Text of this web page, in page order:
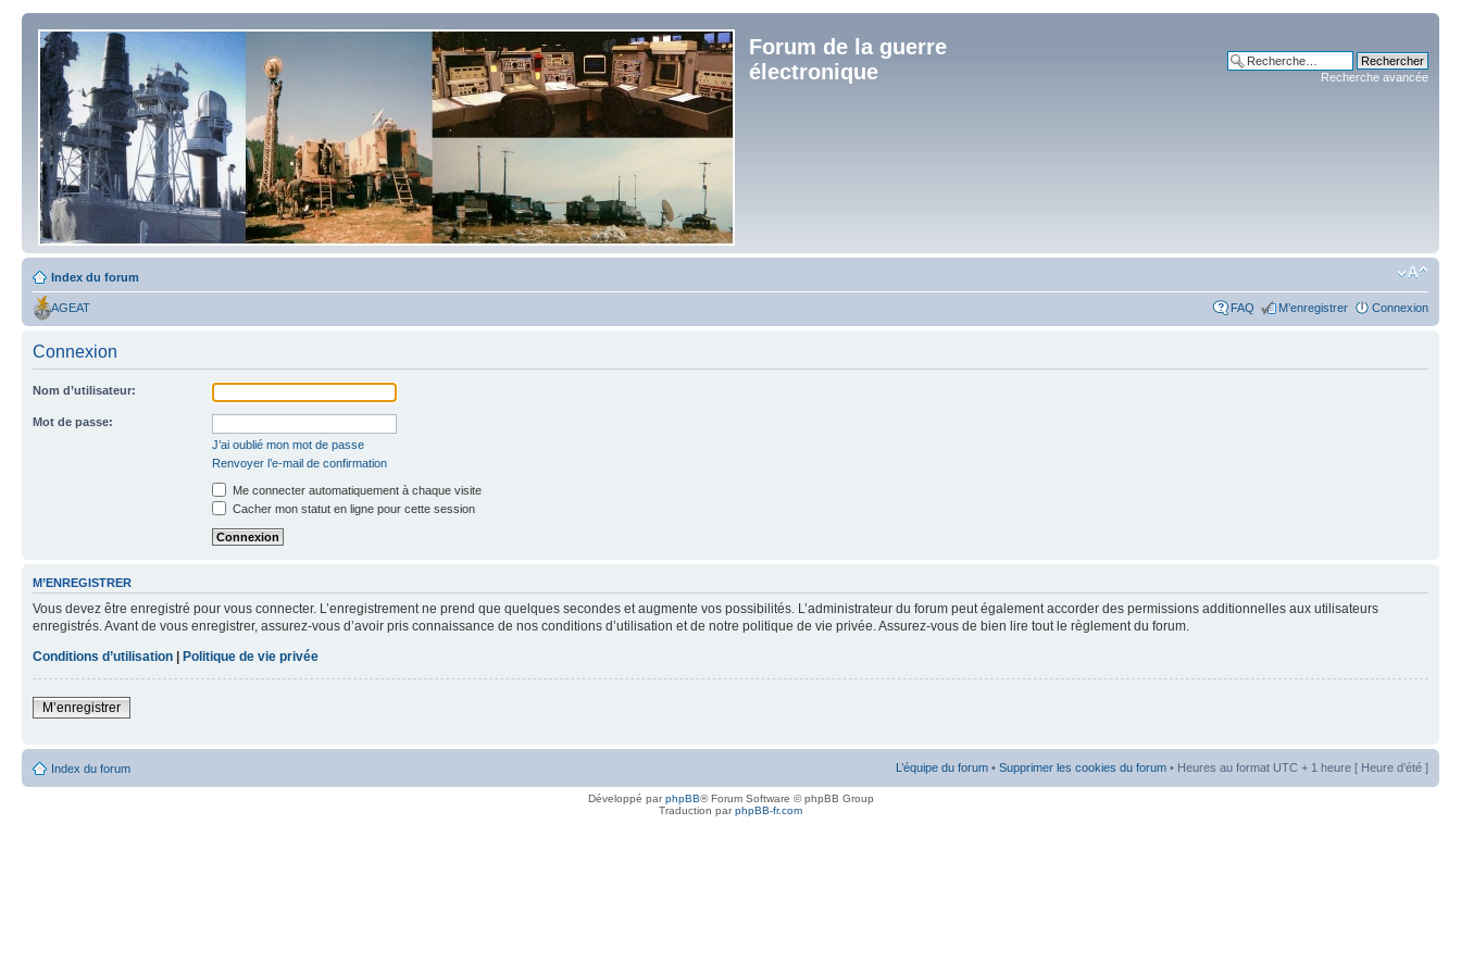
Forum de la guerre
électronique
Recherche avancée
Index du forum
AGEAT FAQ M’enregistrer Connexion
Connexion
Nom d’utilisateur:
Mot de passe:
J’ai oublié mon mot de passe
Renvoyer l’e-mail de confirmation
Me connecter automatiquement à chaque visite
Cacher mon statut en ligne pour cette session
M’ENREGISTRER
Vous devez être enregistré pour vous connecter. L’enregistrement ne prend que quelques secondes et augmente vos possibilités. L’administrateur du forum peut également accorder des permissions additionnelles aux utilisateurs
enregistrés. Avant de vous enregistrer, assurez-vous d’avoir pris connaissance de nos conditions d’utilisation et de notre politique de vie privée. Assurez-vous de bien lire tout le règlement du forum.
Conditions d’utilisation | Politique de vie privée
M’enregistrer
Index du forum L’équipe du forum • Supprimer les cookies du forum • Heures au format UTC + 1 heure [ Heure d’été ]
Développé parphpBB® Forum Software © phpBB Group
Traduction parphpBB-fr.com